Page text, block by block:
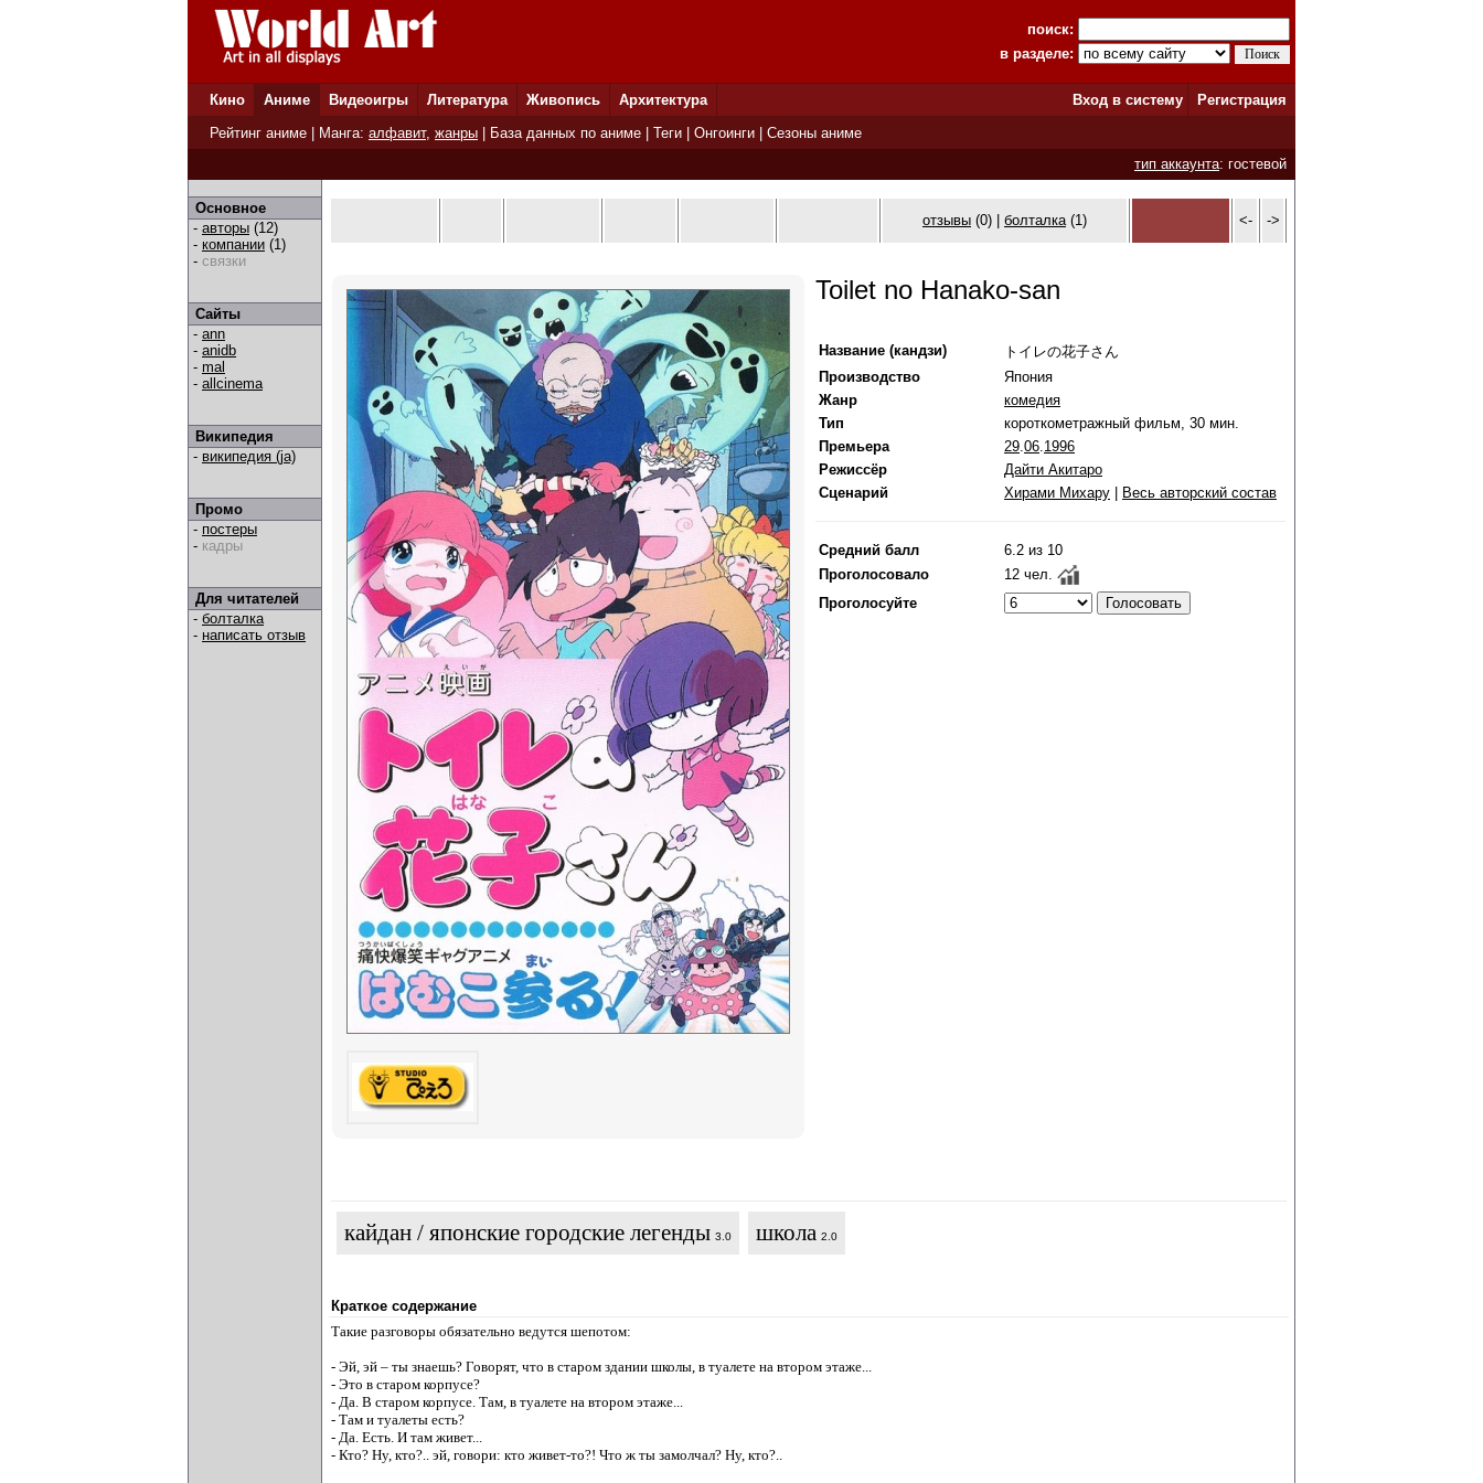
поиск:
в разделе:
Кино Аниме Видеоигры Литература Живопись Архитектура Вход в систему
Регистрация
Рейтинг аниме | Манга: алфавит, жанры База данных по аниме Теги Онгоинги
Сезоны аниме
тип аккаунта: гостевой
Основное
- авторы (12)
- компании (1)
- связки
Сайты
- ann
- anidb
- mal
- allcinema
Википедия
- википедия (ja)
Промо
- постеры
- кадры
Для читателей
- болталка
- написать отзыв
отзывы (0) | болталка(1) <- ->
Toilet no Hanako-san
Название (кандзи)
トイレの花子さん
Производство
Япония
Жанр
комедия
Тип
короткометражный фильм, 30 мин.
Премьера
29.06.1996
Режиссёр
Дайти Акитаро
Сценарий
Хирами Михару Весь авторский состав
Средний балл
6.2 из 10
Проголосовало
12 чел.
Проголосуйте
кайдан / японские городские легенды 3.0 школа 2.0
Краткое содержание
Такие разговоры обязательно ведутся шепотом:
- Эй, эй – ты знаешь? Говорят, что в старом здании школы, в туалете на втором этаже...
- Это в старом корпусе?
- Да. В старом корпусе. Там, в туалете на втором этаже...
- Там и туалеты есть?
- Да. Есть. И там живет...
- Кто? Ну, кто?.. эй, говори: кто живет-то?! Что ж ты замолчал? Ну, кто?..